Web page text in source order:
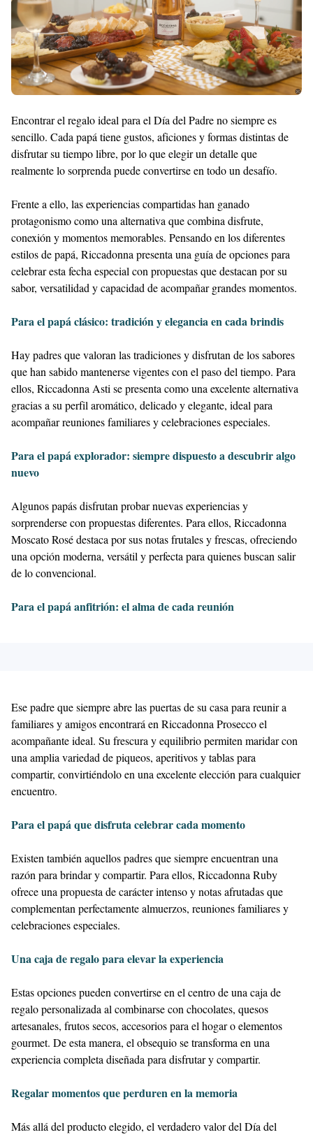
Encontrar el regalo ideal para el Día del Padre no siempre es
sencillo. Cada papá tiene gustos, aficiones y formas distintas de
disfrutar su tiempo libre, por lo que elegir un detalle que
realmente lo sorprenda puede convertirse en todo un desafío.
Frente a ello, las experiencias compartidas han ganado
protagonismo como una alternativa que combina disfrute,
conexión y momentos memorables. Pensando en los diferentes
estilos de papá, Riccadonna presenta una guía de opciones para
celebrar esta fecha especial con propuestas que destacan por su
sabor, versatilidad y capacidad de acompañar grandes momentos.
Para el papá clásico: tradición y elegancia en cada brindis
Hay padres que valoran las tradiciones y disfrutan de los sabores
que han sabido mantenerse vigentes con el paso del tiempo. Para
ellos, Riccadonna Asti se presenta como una excelente alternativa
gracias a su perfil aromático, delicado y elegante, ideal para
acompañar reuniones familiares y celebraciones especiales.
Para el papá explorador: siempre dispuesto a descubrir algo
nuevo
Algunos papás disfrutan probar nuevas experiencias y
sorprenderse con propuestas diferentes. Para ellos, Riccadonna
Moscato Rosé destaca por sus notas frutales y frescas, ofreciendo
una opción moderna, versátil y perfecta para quienes buscan salir
de lo convencional.
Para el papá anfitrión: el alma de cada reunión
Ese padre que siempre abre las puertas de su casa para reunir a
familiares y amigos encontrará en Riccadonna Prosecco el
acompañante ideal. Su frescura y equilibrio permiten maridar con
una amplia variedad de piqueos, aperitivos y tablas para
compartir, convirtiéndolo en una excelente elección para cualquier
encuentro.
Para el papá que disfruta celebrar cada momento
Existen también aquellos padres que siempre encuentran una
razón para brindar y compartir. Para ellos, Riccadonna Ruby
ofrece una propuesta de carácter intenso y notas afrutadas que
complementan perfectamente almuerzos, reuniones familiares y
celebraciones especiales.
Una caja de regalo para elevar la experiencia
Estas opciones pueden convertirse en el centro de una caja de
regalo personalizada al combinarse con chocolates, quesos
artesanales, frutos secos, accesorios para el hogar o elementos
gourmet. De esta manera, el obsequio se transforma en una
experiencia completa diseñada para disfrutar y compartir.
Regalar momentos que perduren en la memoria
Más allá del producto elegido, el verdadero valor del Día del